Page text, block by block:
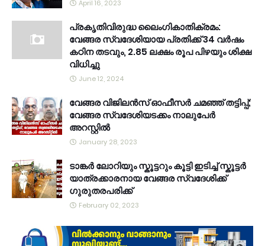
April 16, 2023
പ്രകൃതിവിരുദ്ധ ലൈംഗികാതിക്രമം:
വേങ്ങര സ്വദേശിയായ പ്രതിക്ക് 34 വര്‍ഷം
കഠിന തടവും, 2.85 ലക്ഷം രൂപ പിഴയും ശിക്ഷ
വിധിച്ചു
June 12, 2024
വേങ്ങര വിജിലൻസ് ഓഫീസർ ചമഞ്ഞ് തട്ടിപ്പ്;
വേങ്ങര സ്വദേശിയടക്കം നാലുപേർ
അറസ്റ്റിൽ
January 28, 2023
ടാങ്കർ ലോറിയും സ്കൂട്ടറും കൂട്ടി ഇടിച്ച് സ്കൂട്ടർ
യാത്രക്കാരനായ വേങ്ങര സ്വദേശിക്ക്
ഗുരുതരപരിക്ക്
February 02, 2023